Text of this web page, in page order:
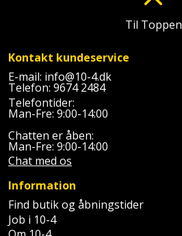
Garageport
Gelænder
Gips
Grundmursplader
Hardieplank
brædder
skumpistol
Gevindskærer
Glasløfter
Glasskærer
Hæftepistol
Bindemaskine
Bits
Bor
Bordrundsav
og
skruemaskine
Motorsav
og
kædesav
og
kædesav
tilbehør
Pælebor
Brændeovn
Brandslukker
Brugskunst
Camping
Damprengøring
Dørmåtte
Spartelmasse
til
væg
Tape
Stålvask
Ventilation
og
indeklima
Guides
Gaveideer
Aktiviteter
Til Toppen
Kontakt kundeservice
E-mail: info@10-4.dk
Telefon: 9674 2484
Telefontider:
Man-Fre: 9:00-14:00
Chatten er åben:
Man-Fre: 9:00-14:00
Chat med os
Information
Find butik og åbningstider
Job i 10-4